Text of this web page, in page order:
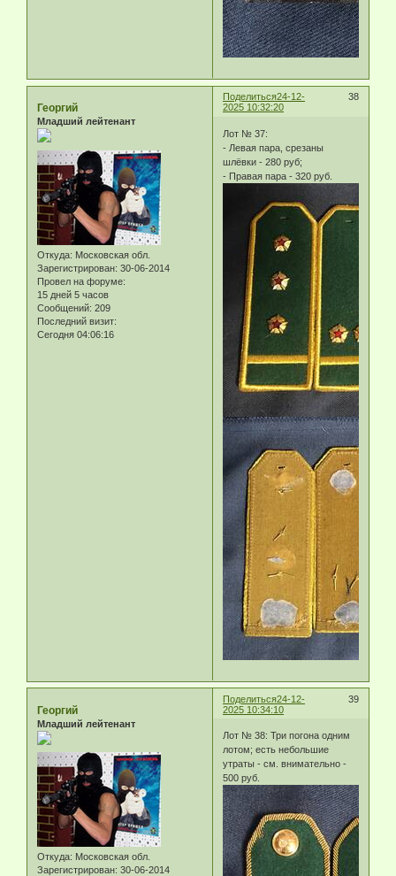
Поделиться 38
24-12-
2025 10:32:20
Георгий
Младший лейтенант
Откуда: Московская обл.
Зарегистрирован: 30-06-2014
Провел на форуме:
15 дней 5 часов
Сообщений: 209
Последний визит:
Сегодня 04:06:16
Лот № 37:
- Левая пара, срезаны
шлёвки - 280 руб;
- Правая пара - 320 руб.
Поделиться 39
24-12-
2025 10:34:10
Георгий
Младший лейтенант
Откуда: Московская обл.
Зарегистрирован: 30-06-2014
Лот № 38: Три погона одним
лотом; есть небольшие
утраты - см. внимательно -
500 руб.